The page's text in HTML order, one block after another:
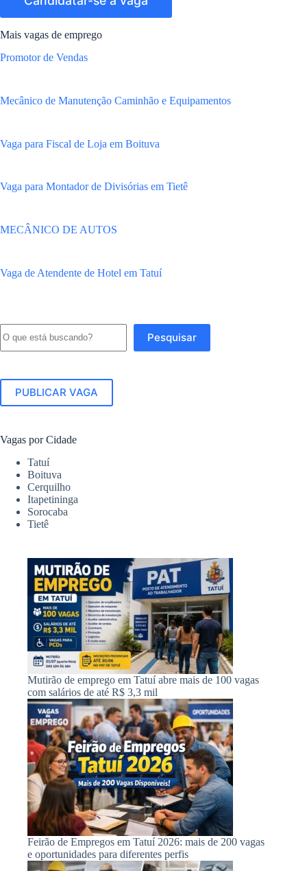
Mais vagas de emprego
Promotor de Vendas
Mecânico de Manutenção Caminhão e Equipamentos
Vaga para Fiscal de Loja em Boituva
Vaga para Montador de Divisórias em Tietê
MECÂNICO DE AUTOS
Vaga de Atendente de Hotel em Tatuí
Pesquisar
PUBLICAR VAGA
Vagas por Cidade
Tatuí
Boituva
Cerquilho
Itapetininga
Sorocaba
Tietê
Mutirão de emprego em Tatuí abre mais de 100 vagas
com salários de até R$ 3,3 mil
Feirão de Empregos em Tatuí 2026: mais de 200 vagas
e oportunidades para diferentes perfis